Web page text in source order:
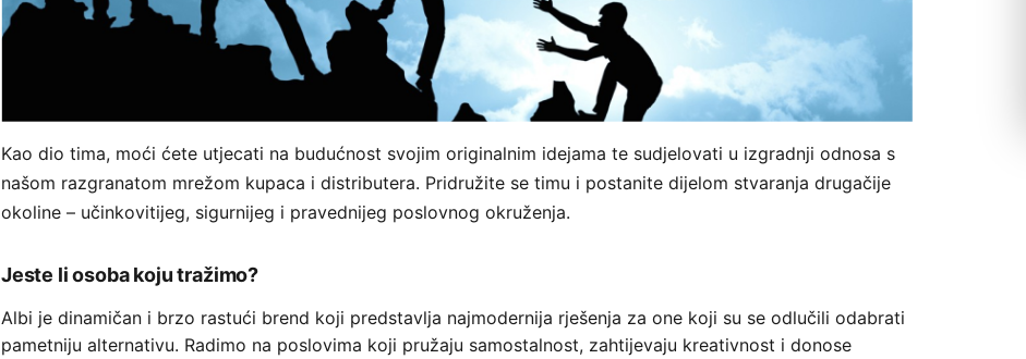
Kao dio tima, moći ćete utjecati na budućnost svojim originalnim idejama te sudjelovati u izgradnji odnosa s
našom razgranatom mrežom kupaca i distributera. Pridružite se timu i postanite dijelom stvaranja drugačije
okoline – učinkovitijeg, sigurnijeg i pravednijeg poslovnog okruženja.
Jeste li osoba koju tražimo?
Albi je dinamičan i brzo rastući brend koji predstavlja najmodernija rješenja za one koji su se odlučili odabrati
pametniju alternativu. Radimo na poslovima koji pružaju samostalnost, zahtijevaju kreativnost i donose